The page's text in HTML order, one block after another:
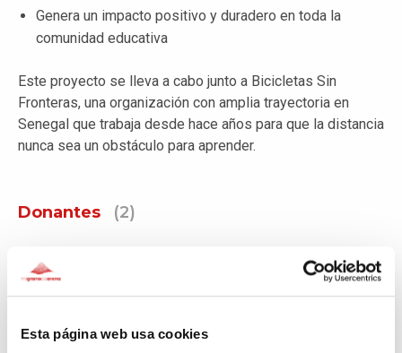
Esta página web usa cookies
Genera un impacto positivo y duradero en toda la
comunidad educativa
Este proyecto se lleva a cabo junto a Bicicletas Sin
Fronteras, una organización con amplia trayectoria en
Senegal que trabaja desde hace años para que la distancia
nunca sea un obstáculo para aprender.
Donantes (2)
Ceretana d activitats de
426€ Hace 11 días